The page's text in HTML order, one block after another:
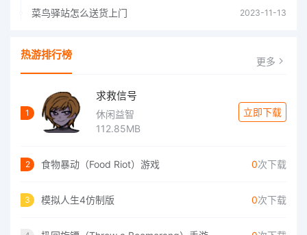
菜鸟驿站怎么送货上门 2023-11-13
热游排行榜 更多
1
求救信号
休闲益智
112.85MB
立即下载
2 食物暴动（Food Riot）游戏 0次下载
3 模拟人生4仿制版 0次下载